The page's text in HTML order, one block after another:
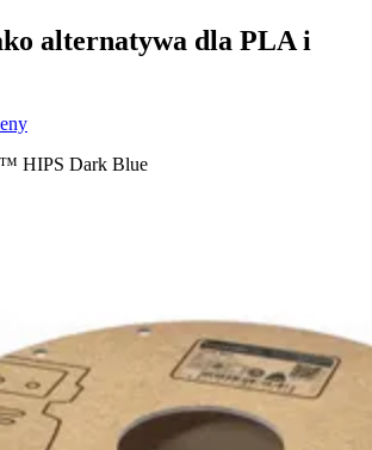
alternatywa dla PLA i
HIPS Dark Blue